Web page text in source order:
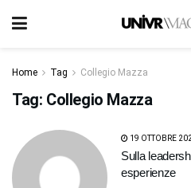
Home Tag Collegio Mazza
Tag: Collegio Mazza
19 OTTOBRE
Sulla
esperienze